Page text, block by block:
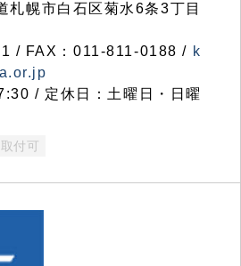
幌市白石区菊水6条3丁目
/ FAX：011-811-0188 / k
/ 定休日：土曜日・日曜
付可